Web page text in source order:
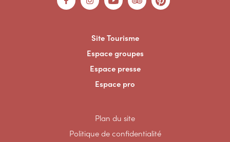
Site Tourisme
Espace groupes
Espace presse
Espace pro
Plan du site
Politique de confidentialité